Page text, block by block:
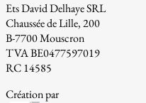
Ets David Delhaye SRL
Chaussée de Lille, 200
B-7700 Mouscron
TVA BE0477597019
RC 14585
Création par